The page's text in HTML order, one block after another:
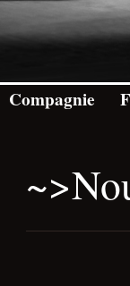
Compagnie
~>